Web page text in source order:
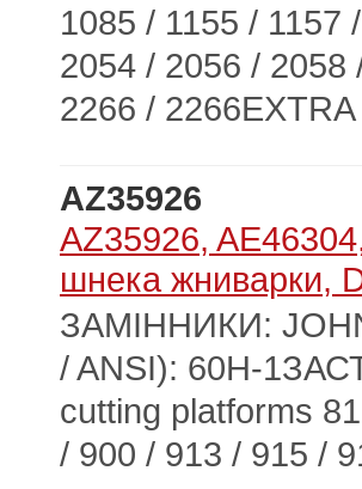
1085 / 1155 / 1157
2054 / 2056 / 2058
2266 /
AZ35926
AZ35926,
шнека жниварки,
ЗАМІННИКИ:
/ ANSI): 60H-
cutting platforms
/ 900 / 913 / 915 /